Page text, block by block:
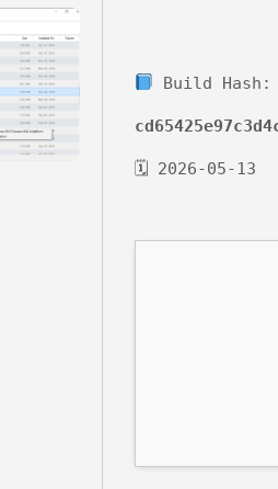
Build Hash:
🗓 2026-05-13